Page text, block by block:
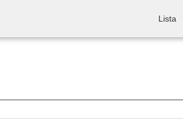
Lista